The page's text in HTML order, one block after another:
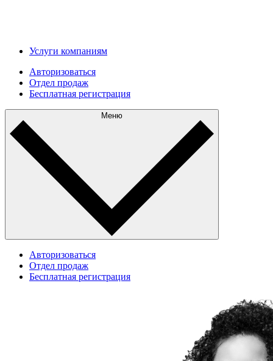
Услуги компаниям
Авторизоваться
Отдел продаж
Бесплатная регистрация
Меню
Авторизоваться
Отдел продаж
Бесплатная регистрация